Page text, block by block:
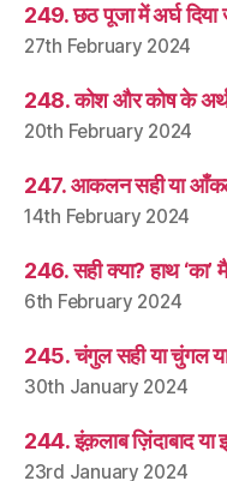
249. छठ पूजा में अर्घ दिया
27th February 2024
248. कोश और कोष के
20th February 2024
247. आकलन सही या
14th February 2024
246. सही क्या? हाथ ‘का’
6th February 2024
245. चंगुल सही या चुंगल या
30th January 2024
244. इंक़लाब ज़िंदाबाद या
23rd January 2024